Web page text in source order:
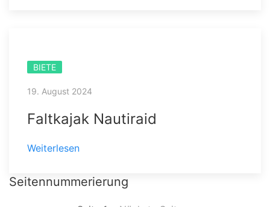
BIETE
19. August 2024
Faltkajak Nautiraid
Weiterlesen
Seitennummerierung